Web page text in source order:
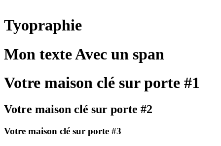
Tyopraphie
Mon texteAvec un span
Votre maison clé sur porte #1
Votre maison clé sur porte #2
Votre maison clé sur porte #3